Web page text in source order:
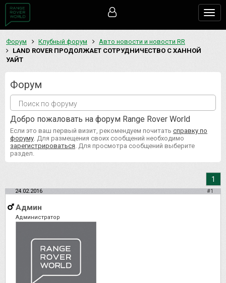
Форум Клубный форум
Авто новости и новости RR
LAND ROVER ПРОДОЛЖАЕТ СОТРУДНИЧЕСТВО С ХАННОЙ
УАЙТ
Форум
Добро пожаловать на форум Range Rover World
Если это ваш первый визит, рекомендуем почитать справку по
форуму . Для размещения своих сообщений необходимо
зарегистрироваться . Для просмотра сообщений выберите
раздел.
1
24.02.2016 #1
Админ
Администратор